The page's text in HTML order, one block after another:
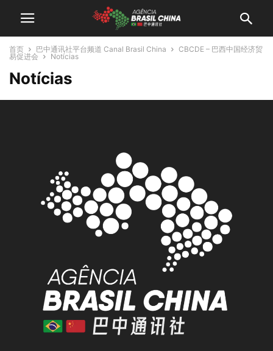
首页 巴中通讯社平台频道 Canal Brasil China
CBCDE – 巴西中国经济贸
易促进会
Notícias
Notícias